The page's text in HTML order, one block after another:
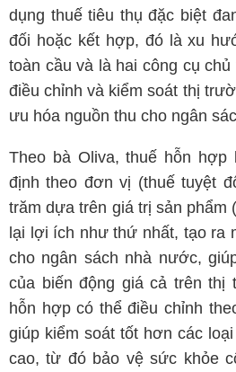
dụng thuế tiêu thụ đặc biệt
đối hoặc kết hợp, đó là xu
toàn cầu và là hai công cụ
điều chỉnh và kiểm soát thị
ưu hóa nguồn thu cho ngân
Theo bà Oliva, thuế hỗn
định theo đơn vị (thuế tuyệt
trăm dựa trên giá trị sản phẩm
lại lợi ích như thứ nhất, tạo ra
cho ngân sách nhà nước,
của biến động giá cả trên thị
hỗn hợp có thể điều chỉnh
giúp kiểm soát tốt hơn các
cao, từ đó bảo vệ sức khỏe